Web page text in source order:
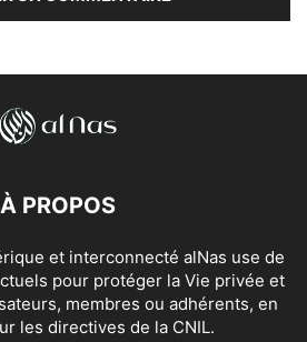
À PROPOS
et interconnecté alNas use de
pour protéger la Vie privée et
membres ou adhérents, en
les directives de la CNIL.